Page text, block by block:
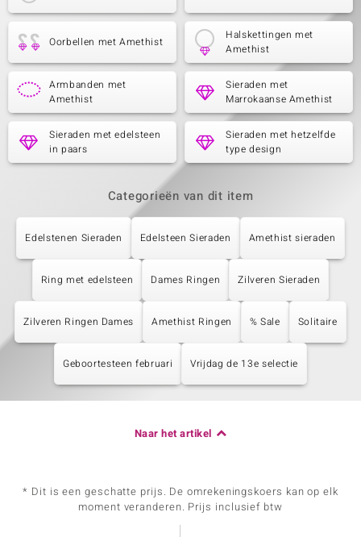
Oorbellen met Amethist
Halskettingen met
Amethist
Armbanden met
Amethist
Sieraden met
Marrokaanse Amethist
Sieraden met edelsteen
in paars
Sieraden met hetzelfde
type design
Categorieën van dit item
Edelstenen Sieraden Edelsteen Sieraden Amethist sieraden
Ring met edelsteen Dames Ringen Zilveren Sieraden
Zilveren Ringen Dames Amethist Ringen % Sale Solitaire
Geboortesteen februari Vrijdag de 13e selectie
Naar het artikel
* Dit is een geschatte prijs. De omrekeningskoers kan op elk
moment veranderen. Prijs inclusief btw